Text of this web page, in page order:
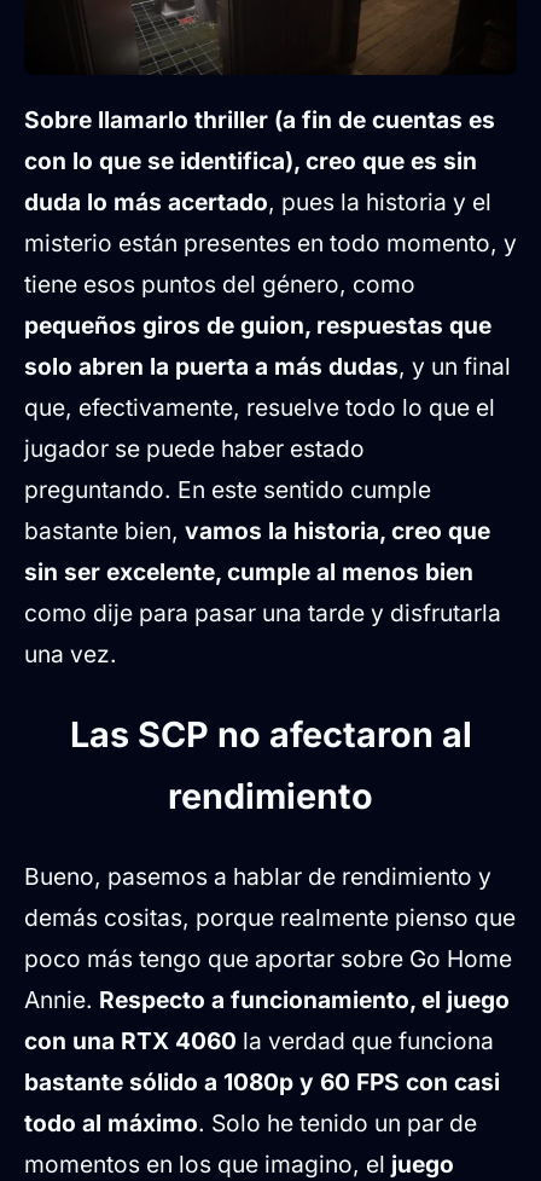
Sobre llamarlo thriller (a fin de cuentas es
con lo que se identifica), creo que es sin
duda lo más acertado, pues la historia y el
misterio están presentes en todo momento, y
tiene esos puntos del género, como
pequeños giros de guion, respuestas que
solo abren la puerta a más dudas, y un final
que, efectivamente, resuelve todo lo que el
jugador se puede haber estado
preguntando. En este sentido cumple
bastante bien, vamos la historia, creo que
sin ser excelente, cumple al menos bien
como dije para pasar una tarde y disfrutarla
una vez.
Las SCP no afectaron al
rendimiento
Bueno, pasemos a hablar de rendimiento y
demás cositas, porque realmente pienso que
poco más tengo que aportar sobre Go Home
Annie. Respecto a funcionamiento, el juego
con una RTX 4060 la verdad que funciona
bastante sólido a 1080p y 60 FPS con casi
todo al máximo. Solo he tenido un par de
momentos en los que imagino, el juego